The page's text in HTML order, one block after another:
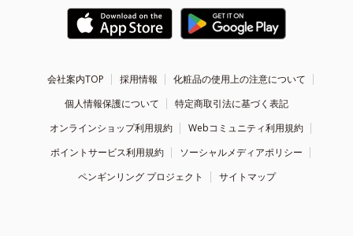
会社案内TOP 採用情報
化粧品の使用上の注意について
個人情報保護について
特定商取引法に基づく表記
オンラインショップ利用規約
Webコミュニティ利用規約
ポイントサービス利用規約
ソーシャルメディアポリシー
ペンギンリング プロジェクト
サイトマップ